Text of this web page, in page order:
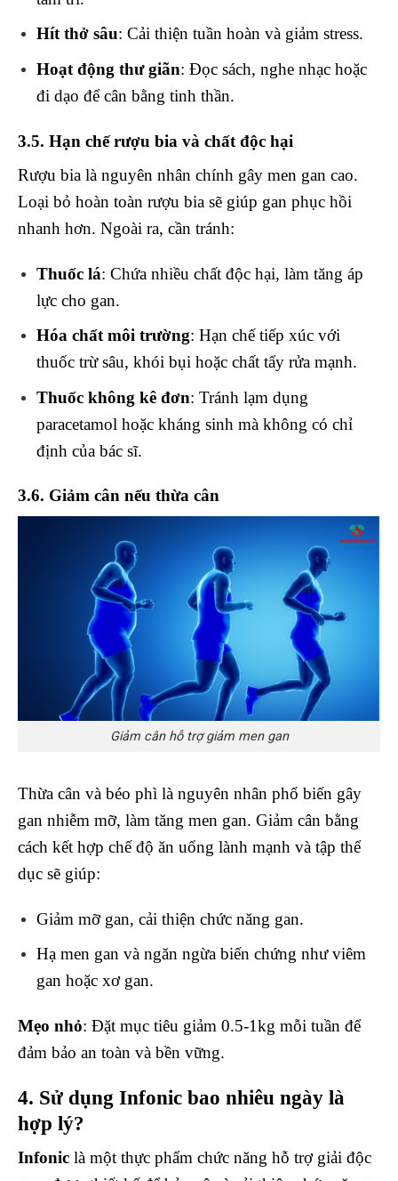
Hít thở sâu: Cải thiện tuần hoàn và giảm stress.
Hoạt động thư giãn: Đọc sách, nghe nhạc hoặc
đi dạo để cân bằng tinh thần.
3.5. Hạn chế rượu bia và chất độc hại
Rượu bia là nguyên nhân chính gây men gan cao.
Loại bỏ hoàn toàn rượu bia sẽ giúp gan phục hồi
nhanh hơn. Ngoài ra, cần tránh:
Thuốc lá: Chứa nhiều chất độc hại, làm tăng áp
lực cho gan.
Hóa chất môi trường: Hạn chế tiếp xúc với
thuốc trừ sâu, khói bụi hoặc chất tẩy rửa mạnh.
Thuốc không kê đơn: Tránh lạm dụng
paracetamol hoặc kháng sinh mà không có chỉ
định của bác sĩ.
3.6. Giảm cân nếu thừa cân
Giảm cân hỗ trợ giảm men gan
Thừa cân và béo phì là nguyên nhân phổ biến gây
gan nhiễm mỡ, làm tăng men gan. Giảm cân bằng
cách kết hợp chế độ ăn uống lành mạnh và tập thể
dục sẽ giúp:
Giảm mỡ gan, cải thiện chức năng gan.
Hạ men gan và ngăn ngừa biến chứng như viêm
gan hoặc xơ gan.
Mẹo nhỏ: Đặt mục tiêu giảm 0.5-1kg mỗi tuần để
đảm bảo an toàn và bền vững.
4. Sử dụng Infonic bao nhiêu ngày là
hợp lý?
Infonic là một thực phẩm chức năng hỗ trợ giải độc